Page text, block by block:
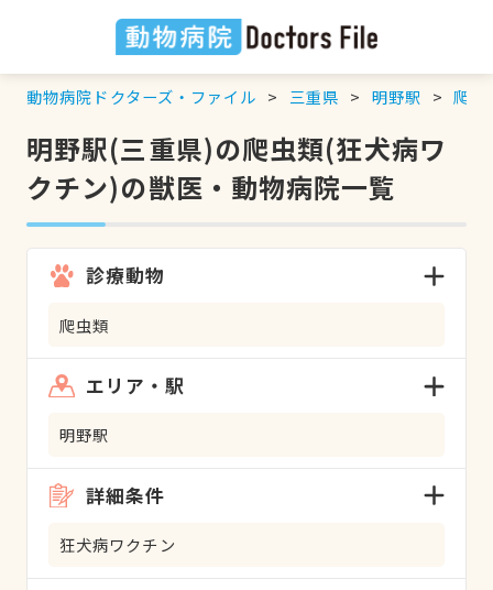
動物病院ドクターズ・ファイル 三重県 明野駅 爬虫
明野駅(三重県)の爬虫類(狂犬病ワ
クチン)の獣医・動物病院一覧
診療動物
爬虫類
エリア・駅
明野駅
詳細条件
狂犬病ワクチン